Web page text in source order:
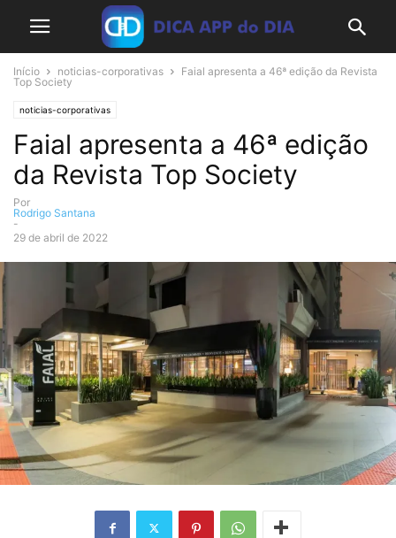
Início noticias-corporativas
Faial apresenta a 46ª edição da Revista
Top Society
noticias-corporativas
Faial apresenta a 46ª edição
da Revista Top Society
Por
Rodrigo Santana
-
29 de abril de 2022